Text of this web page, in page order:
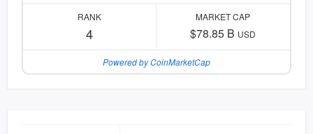
RANK
4
MARKET CAP
$78.85 B USD
Powered by CoinMarketCap